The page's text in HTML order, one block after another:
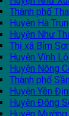
Thành phố
Huyện Hà
Huyện Như
Thị xã Bỉm
Huyện Vĩnh
Huyện Nông
Thành phố
Huyện Yên
Huyện Đông